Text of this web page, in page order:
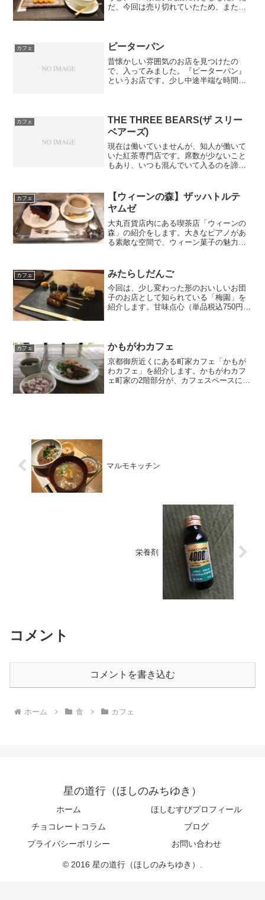
だ、今回は売り切れていたため、また次
かくモチモチと...
カフェ ピーターパン
昔懐かしい雰囲気のお店を見つけたの
で、入ってみました。『ピーターパン』
というお店です。少し中途半端な時間に
です。厚焼き玉...
カフェ
THE THREE BEARS(ザ スリー
ベアーズ)
現在は働いていませんが、知人が働いて
いた紅茶専門店です。席数が少ないこと
もあり、いつも混んでいて入るのを諦め
ったため、今回は別のものを頼みまし
た。頼んだものは、サーモン...
カフェ
【ウィーンの森】ザッハトルテ
ヤムゼ
大丸百貨店内にある喫茶店「ウィーンの
森」の紹介をします。大きなピアノがあ
る素敵な空間で、ウィーン菓子の魅力を
ハトルテ ヤムゼ（税込1,111円）ザッハ
トルテ（単品税込5...
カフェ みたらしだんご
今回は、少し変わった形のおいしいお団
子のお店として知られている「梅園」を
紹介します。甘味点心（単品税込750円、
たですが、私の...
カフェ かもがわカフェ
京都御所近くにある町家カフェ「かもが
わカフェ」を紹介します。かもがわカフ
ェ町家の2階部分が、カフェスペースにな
マルモキッチン
栄養剤
コメント
コメントを書き込む
ホーム 食 カフェ
星の道行（ほしのみちゆき）
ホーム
ほしむすびプロフィール
チョコレートコラム
ブログ
プライバシーポリシー
お問い合わせ
© 2016 星の道行（ほしのみちゆき）.